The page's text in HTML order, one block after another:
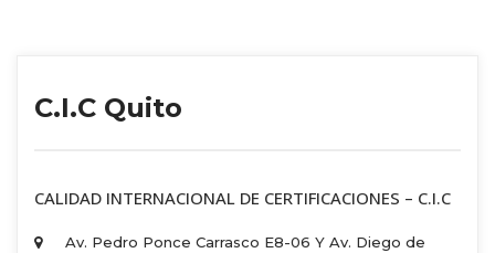
C.I.C Quito
CALIDAD INTERNACIONAL DE CERTIFICACIONES – C.I.C
Av. Pedro Ponce Carrasco E8-06 Y Av. Diego de